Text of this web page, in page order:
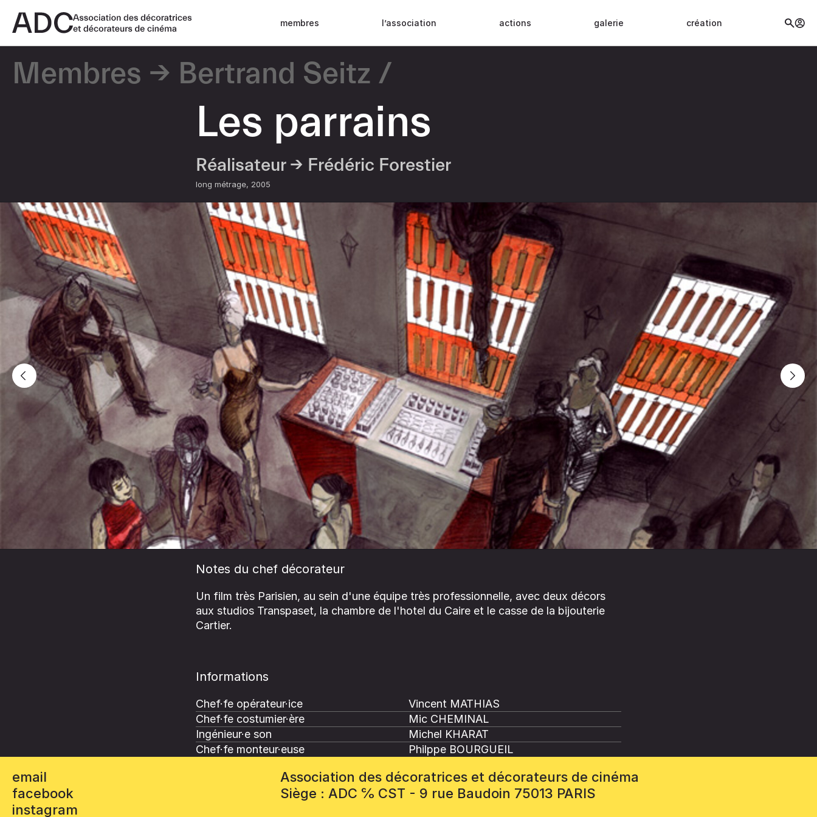
membres l’association actions galerie création
Membres Bertrand Seitz
Les parrains
Réalisateur → Frédéric Forestier
long métrage 2005
Notes du chef décorateur
Un film très Parisien, au sein d'une équipe très professionnelle, avec deux décors
aux studios Transpaset, la chambre de l'hotel du Caire et le casse de la bijouterie
Cartier.
Informations
Chef·fe opérateur·ice
Vincent MATHIAS
Chef·fe costumier·ère
Mic CHEMINAL
Ingénieur·e son
Michel KHARAT
Chef·fe monteur·euse
Philppe BOURGUEIL
email
facebook
instagram
Association des décoratrices et décorateurs de cinéma
Siège : ADC ℅ CST - 9 rue Baudoin 75013 PARIS